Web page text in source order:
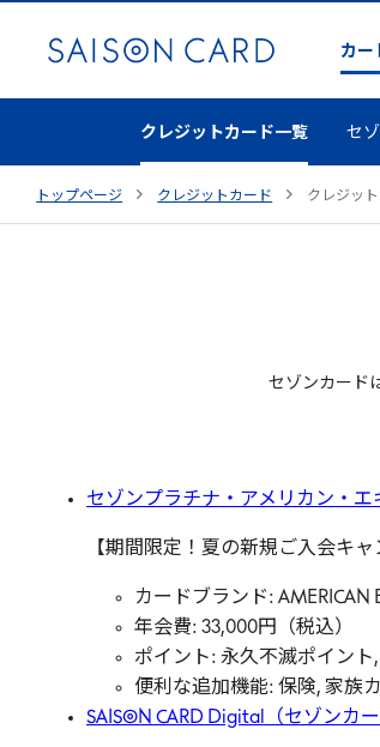
カー
クレジットカード一覧 セ
トップページ クレジットカード クレジッ
セゾンカード
セゾンプラチナ・アメリカン・エ
【期間限定！夏の新規ご入会キ
カードブランド: AMERICAN
年会費: 33,000円（税込）
ポイント: 永久不滅ポイント
便利な追加機能: 保険, 家族
SAISON CARD Digital（セゾンカ